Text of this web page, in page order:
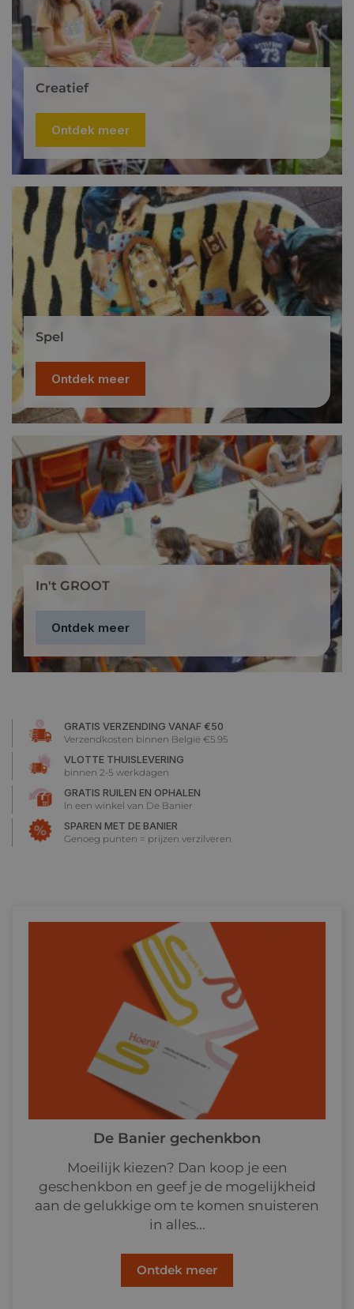
Creatief
Ontdek meer
Spel
Ontdek meer
In't GROOT
Ontdek meer
GRATIS VERZENDING VANAF €50
Verzendkosten binnen België €5.95
VLOTTE THUISLEVERING
binnen 2-5 werkdagen
GRATIS RUILEN EN OPHALEN
In een winkel van De Banier
SPAREN MET DE BANIER
Genoeg punten = prijzen verzilveren
De Banier gechenkbon
Moeilijk kiezen? Dan koop je een
geschenkbon en geef je de mogelijkheid
aan de gelukkige om te komen snuisteren
in alles...
Ontdek meer